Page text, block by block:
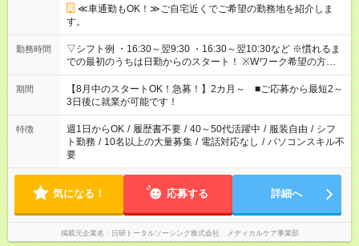
≪車通勤もOK！≫ご自宅近くでご希望の勤務地を紹介しま
す。
勤務時間
▽シフト例 ・16:30～翌9:30 ・16:30～翌10:30など ※慣れるま
での最初のうちは日勤からのスタート！ ※Wワーク希望の方へ
今ご覧のお仕事で希望する勤務時間と、もう1つのお仕事の勤務
時間。 合計で週40時間を超える場合は応募できません。
期間
【8月中のスタートOK！急募！】2カ月～ ■ご応募から最短2～
3日後に就業が可能です！
特徴 週1日からOK / 履歴書不要 / 40～50代活躍中 / 服装自由 / シフ
ト勤務 / 10名以上の大量募集 / 電話対応なし / パソコンスキル不
要
気になる！ 応募する 詳細へ
掲載元企業名 日研トータルソーシング株式会社 メディカルケア事業部